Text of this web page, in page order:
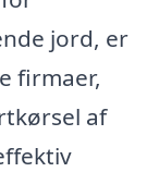
jord, er
firmaer,
af